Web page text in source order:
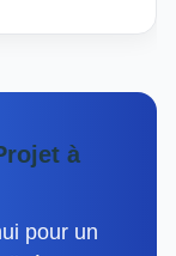
à
pour un